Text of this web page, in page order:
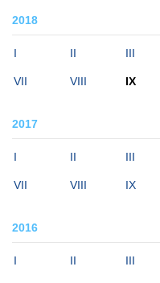
2018
I II III
VII VIII IX
2017
I II III
VII VIII IX
2016
I II III